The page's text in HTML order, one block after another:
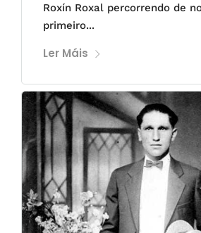
Roxín Roxal percorrendo de
primeiro...
Ler Máis